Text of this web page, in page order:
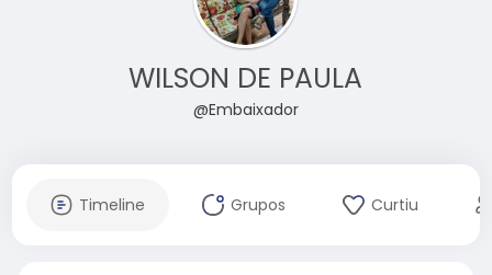
WILSON DE PAULA
@Embaixador
Timeline Grupos Curtiu